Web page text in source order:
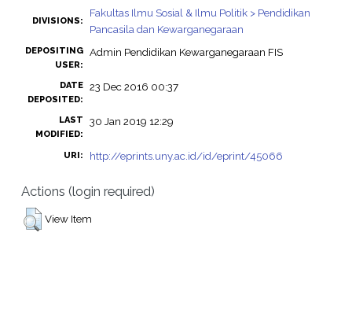
DIVISIONS:
Fakultas Ilmu Sosial & Ilmu Politik > Pendidikan
Pancasila dan Kewarganegaraan
DEPOSITING
USER:
Admin Pendidikan Kewarganegaraan FIS
DATE
DEPOSITED:
23 Dec 2016 00:37
LAST
MODIFIED:
30 Jan 2019 12:29
URI: http://eprints.uny.ac.id/id/eprint/45066
Actions (login required)
View Item